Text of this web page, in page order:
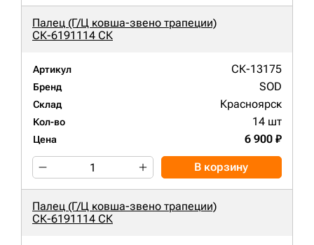
Палец (Г/Ц ковша-звено трапеции)
СК-6191114 СК
Артикул СК-13175
Бренд SOD
Склад Красноярск
Кол-во 14 шт
Цена 6 900 ₽
В корзину
Палец (Г/Ц ковша-звено трапеции)
СК-6191114 СК